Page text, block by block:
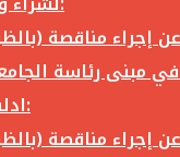
إجراء مناقصة
في مبنى رئاسة
ادلب وفق الآتي:
إجراء مناقصة